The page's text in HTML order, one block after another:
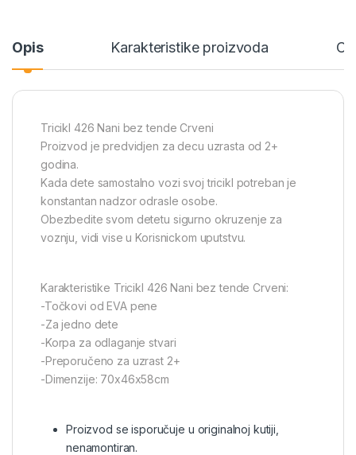
Opis Karakteristike proizvoda
Tricikl 426 Nani bez tende Crveni
Proizvod je predvidjen za decu uzrasta od 2+
godina.
Kada dete samostalno vozi svoj tricikl potreban je
konstantan nadzor odrasle osobe.
Obezbedite svom detetu sigurno okruzenje za
voznju, vidi vise u Korisnickom uputstvu.
Karakteristike Tricikl 426 Nani bez tende Crveni:
-Točkovi od EVA pene
-Za jedno dete
-Korpa za odlaganje stvari
-Preporučeno za uzrast 2+
-Dimenzije: 70x46x58cm
Proizvod se isporučuje u originalnoj kutiji,
nenamontiran.